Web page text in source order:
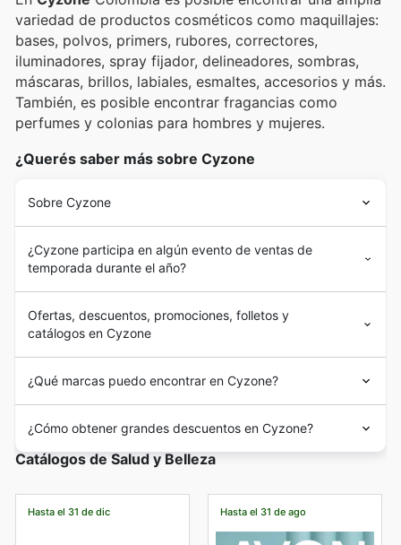
variedad de productos cosméticos como maquillajes:
bases, polvos, primers, rubores, correctores,
iluminadores, spray fijador, delineadores, sombras,
máscaras, brillos, labiales, esmaltes, accesorios y más.
También, es posible encontrar fragancias como
perfumes y colonias para hombres y mujeres.
¿Querés saber más sobre Cyzone
Sobre Cyzone
¿Cyzone participa en algún evento de ventas de
temporada durante el año?
Ofertas, descuentos, promociones, folletos y
catálogos en Cyzone
¿Qué marcas puedo encontrar en Cyzone?
¿Cómo obtener grandes descuentos en Cyzone?
Catálogos de Salud y Belleza
Hasta el 31 de dic Hasta el 31 de ago